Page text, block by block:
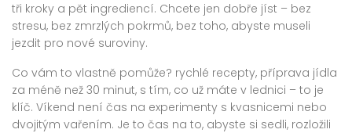
tři kroky a pět ingrediencí. Chcete jen dobře jíst – bez
stresu, bez zmrzlých pokrmů, bez toho, abyste museli
jezdit pro nové suroviny.
Co vám to vlastně pomůže? rychlé recepty, příprava jídla
za méně než 30 minut, s tím, co už máte v lednici – to je
klíč. Víkend není čas na experimenty s kvasnicemi nebo
dvojitým vařením. Je to čas na to, abyste si sedli, rozložili